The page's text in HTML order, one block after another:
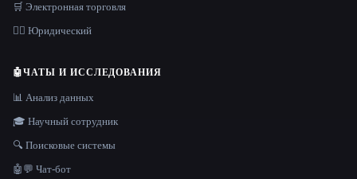
🛒 Электронная торговля
👩‍⚖️ Юридический
🤖ЧАТЫ И ИССЛЕДОВАНИЯ
📊 Анализ данных
🎓 Научный сотрудник
🔍 Поисковые системы
🤖💬 Чат-бот